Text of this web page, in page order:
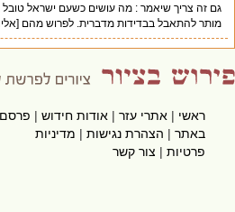
גם זה צריך שיאמר : מה עושים כשעם ישראל טובל
מותר להתאבל בבדידות מדברית. לפרוש מהם [אליהו
ראשי|אתרי עזר|אודות חידוש|פרסם
באתר|הצהרת נגישות|מדיניות
פרטיות|צור קשר